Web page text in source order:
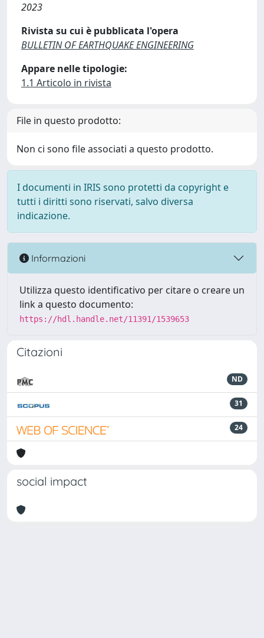
2023
Rivista su cui è pubblicata l'opera
BULLETIN OF EARTHQUAKE ENGINEERING
Appare nelle tipologie:
1.1 Articolo in rivista
File in questo prodotto:
Non ci sono file associati a questo prodotto.
I documenti in IRIS sono protetti da copyright e
tutti i diritti sono riservati, salvo diversa
indicazione.
Informazioni
Utilizza questo identificativo per citare o creare un
link a questo documento:
https://hdl.handle.net/11391/1539653
Citazioni
ND
31
24
social impact